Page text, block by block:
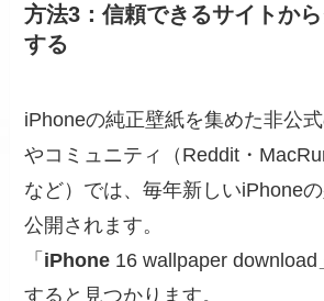
方法3：信頼できるサイトか
する
iPhoneの純正壁紙を集めた非公
やコミュニティ（Reddit・
など）では、毎年新しいiPhone
公開されます。
「 iPhone 16 wallpaper download
すると見つかります。